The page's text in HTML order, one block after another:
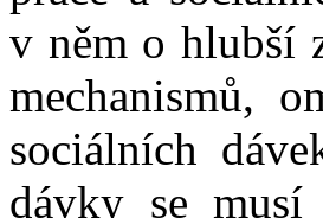
v něm o hlubší
mechanismů,
sociálních
dávky se musí